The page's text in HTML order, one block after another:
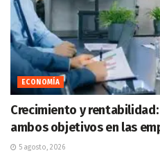
ECONOMÍA
Crecimiento y
ambos objetivos en las
5 agosto, 2026